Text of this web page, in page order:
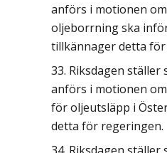
anförs i motionen
oljeborrning ska
tillkännager detta
Riksdagen ställer
anförs i motionen
för oljeutsläpp i
detta för regeringen.